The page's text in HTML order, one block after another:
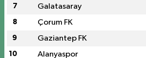
7 Galatasaray
8 Çorum FK
9 Gaziantep FK
10 Alanyaspor